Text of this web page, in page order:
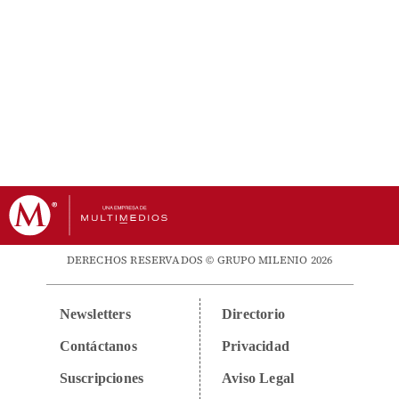
DERECHOS RESERVADOS © GRUPO MILENIO 2026
Newsletters
Contáctanos
Suscripciones
Directorio
Privacidad
Aviso Legal